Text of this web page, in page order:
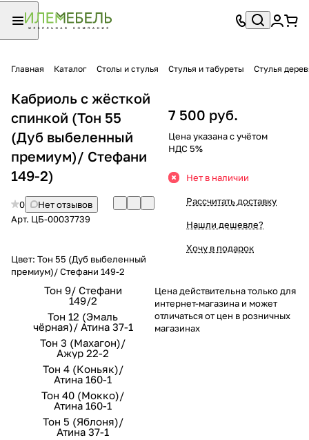
Главная Каталог Столы и стулья Стулья и табуреты Стулья
Кабриоль с жёсткой
спинкой (Тон 55
(Дуб выбеленный
премиум)/ Стефани
149-2)
0
Нет отзывов
Арт. ЦБ-00037739
Цвет: Тон 55 (Дуб выбеленный
премиум)/ Стефани 149-2
Тон 9/ Стефани
149/2
Тон 12 (Эмаль
чёрная)/ Атина 37-1
Тон 3 (Махагон)/
Ажур 22-2
Тон 4 (Коньяк)/
Атина 160-1
Тон 40 (Мокко)/
Атина 160-1
Тон 5 (Яблоня)/
Атина 37-1
7 500 руб.
Цена указана с учётом
НДС 5%
Нет в наличии
Рассчитать доставку
Нашли дешевле?
Хочу в подарок
Цена действительна только для
интернет-магазина и может
отличаться от цен в розничных
магазинах